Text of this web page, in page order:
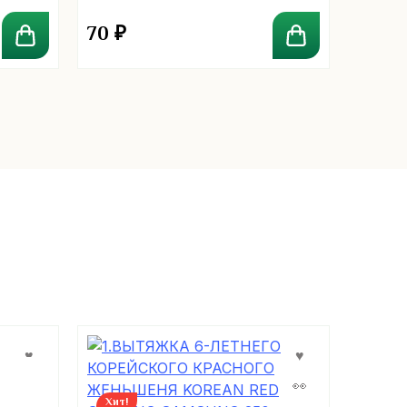
70 ₽
Хит!